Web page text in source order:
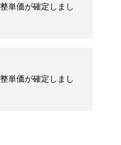
単価が確定しまし
単価が確定しまし